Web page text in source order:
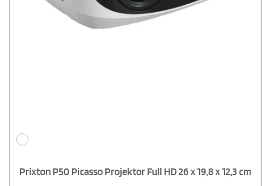
Prixton P50 Picasso Projektor Full HD 26 x 19,8 x 12,3 cm